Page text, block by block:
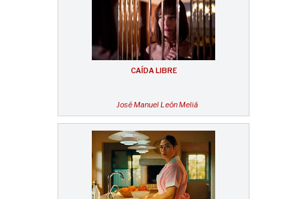
CAÍDA LIBRE
José Manuel León Meliá